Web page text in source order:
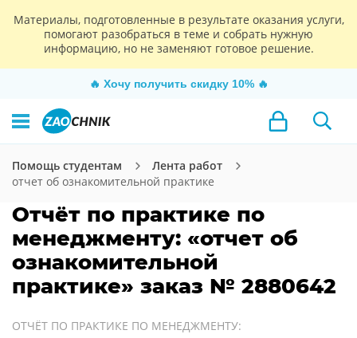
Материалы, подготовленные в результате оказания услуги,
помогают разобраться в теме и собрать нужную
информацию, но не заменяют готовое решение.
🔥 Хочу получить скидку 10% 🔥
Помощь студентам
Лента работ
отчет об ознакомительной практике
Отчёт по практике по
менеджменту: «отчет об
ознакомительной
практике» заказ № 2880642
ОТЧЁТ ПО ПРАКТИКЕ ПО МЕНЕДЖМЕНТУ: